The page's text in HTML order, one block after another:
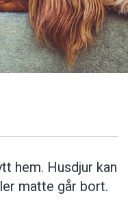
hem. Husdjur kan
matte går bort.